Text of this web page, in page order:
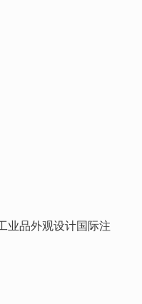
业品外观设计国际注